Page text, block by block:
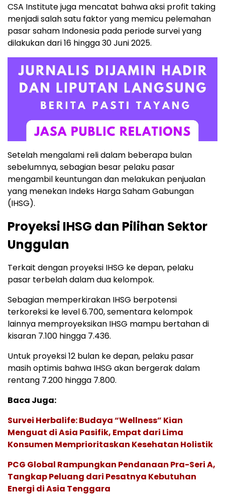
CSA Institute juga mencatat bahwa aksi profit taking
menjadi salah satu faktor yang memicu pelemahan
pasar saham Indonesia pada periode survei yang
dilakukan dari 16 hingga 30 Juni 2025.
Setelah mengalami reli dalam beberapa bulan
sebelumnya, sebagian besar pelaku pasar
mengambil keuntungan dan melakukan penjualan
yang menekan Indeks Harga Saham Gabungan
(IHSG).
Proyeksi IHSG dan Pilihan Sektor
Unggulan
Terkait dengan proyeksi IHSG ke depan, pelaku
pasar terbelah dalam dua kelompok.
Sebagian memperkirakan IHSG berpotensi
terkoreksi ke level 6.700, sementara kelompok
lainnya memproyeksikan IHSG mampu bertahan di
kisaran 7.100 hingga 7.436.
Untuk proyeksi 12 bulan ke depan, pelaku pasar
masih optimis bahwa IHSG akan bergerak dalam
rentang 7.200 hingga 7.800.
Baca Juga:
Survei Herbalife: Budaya “Wellness” Kian
Menguat di Asia Pasifik, Empat dari Lima
Konsumen Memprioritaskan Kesehatan Holistik
PCG Global Rampungkan Pendanaan Pra-Seri A,
Tangkap Peluang dari Pesatnya Kebutuhan
Energi di Asia Tenggara